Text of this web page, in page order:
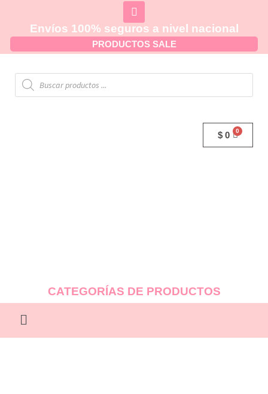
Envíos 100% seguros a nivel nacional
PRODUCTOS SALE
$ 0
CATEGORÍAS DE PRODUCTOS